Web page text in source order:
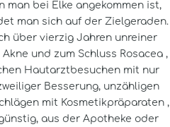
man bei Elke angekommen ist,
man sich auf der Zielgeraden.
über vierzig Jahren unreiner
Akne und zum Schluss Rosacea ,
Hautarztbesuchen mit nur
Besserung, unzähligen
mit Kosmetikpräparaten ,
aus der Apotheke oder